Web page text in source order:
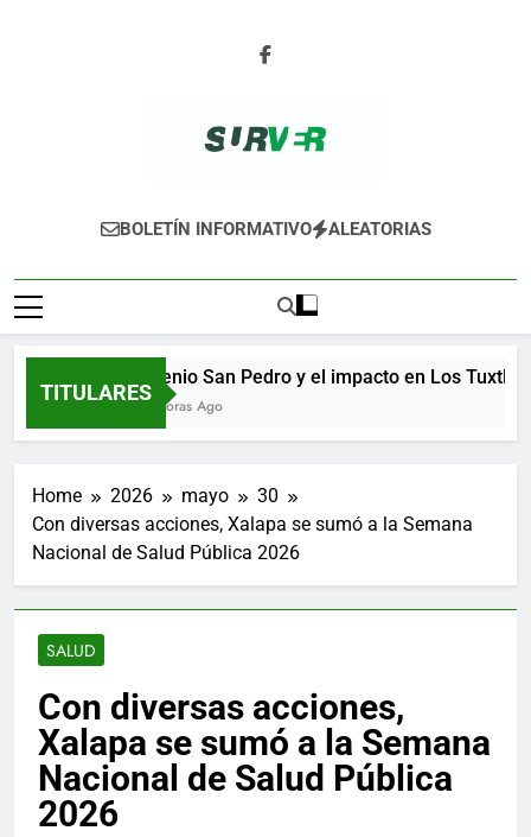
SURVER
BOLETÍN INFORMATIVO ALEATORIAS
TITULARES
Ingenio San Pedro y el impacto en Los Tuxtlas
14 Horas Ago
Home 2026 mayo
30
Con diversas acciones, Xalapa se sumó a la Semana
Nacional de Salud Pública 2026
SALUD
Con diversas acciones,
Xalapa se sumó a la Semana
Nacional de Salud Pública
2026